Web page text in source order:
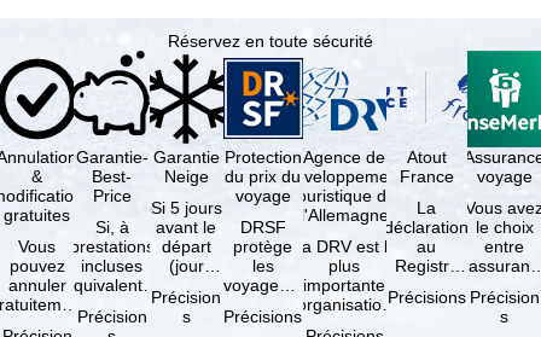
Réservez en toute sécurité
&
gratuites
Vous
pouvez
annuler
Garantie-
Best-
Price
Si, à
prestations
incluses
équivalentes
réserve de
Précision
Garantie
Neige
Si 5 jours
avant le
départ
(jour
d'arrivée),
tous les
domaines
Précision
s
Protection
du prix du
voyage
DRSF
protège
les
voyageurs
réservent
Précisions
Agence de
développement
touristique de
l'Allemagne
La DRV est la
plus
importante
organisation
Atout
France
La
déclaration
au
Registre
Opérateurs
Précisions
voyage
Vous
le choix
entre
et
Précision
s